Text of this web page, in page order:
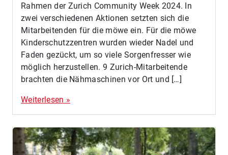
Rahmen der Zurich Community Week 2024. In
zwei verschiedenen Aktionen setzten sich die
Mitarbeitenden für die möwe ein. Für die möwe
Kinderschutzzentren wurden wieder Nadel und
Faden gezückt, um so viele Sorgenfresser wie
möglich herzustellen. 9 Zurich-Mitarbeitende
brachten die Nähmaschinen vor Ort und […]
Weiterlesen »